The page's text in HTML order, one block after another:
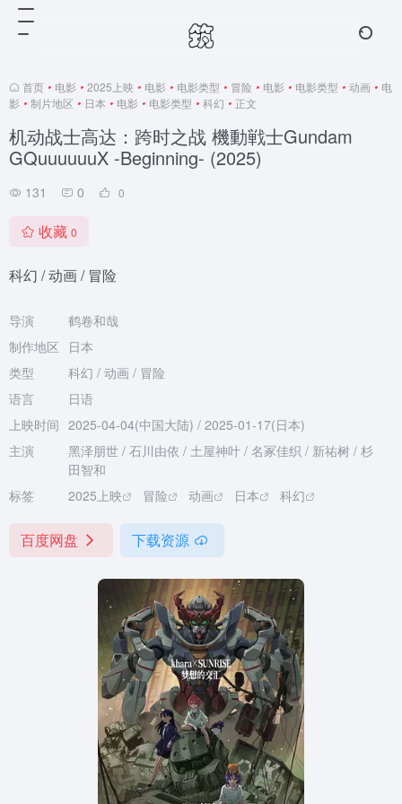
首页 • 电影 • 2025上映 • 电影 • 电影类型 • 冒险 • 电影 • 电影类型 • 动画 • 电
影 • 制片地区 • 日本 • 电影 • 电影类型 • 科幻 • 正文
机动战士高达：跨时之战 機動戦士Gundam
GQuuuuuuX -Beginning- (2025)
131 0 0
收藏 0
科幻 / 动画 / 冒险
导演
鹤卷和哉
制作地区
日本
类型
科幻 / 动画 / 冒险
语言
日语
上映时间 2025-04-04(中国大陆) / 2025-01-17(日本)
主演
黑泽朋世 / 石川由依 / 土屋神叶 / 名冢佳织 / 新祐树 / 杉
田智和
标签
2025上映 冒险 动画 日本 科幻
百度网盘 下载资源